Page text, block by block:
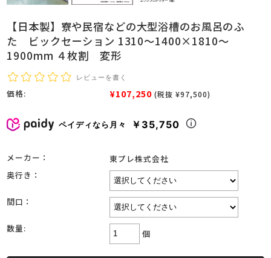
【日本製】寮や民宿などの大型浴槽のお風呂のふ
た ビックセーション 1310～1400×1810～
1900mm ４枚割 変形
レビューを書く
価格: ¥107,250 (税抜 ¥97,500)
ペイディなら月々 ￥35,750
メーカー：
東プレ株式会社
奥行き：
間口：
数量: 個